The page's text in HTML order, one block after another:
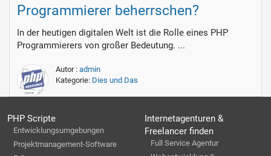
Programmierer beherrschen?
In der heutigen digitalen Welt ist die Rolle eines PHP
Programmierers von großer Bedeutung. ...
Autor : admin
Kategorie: Dies und Das
PHP Scripte
Entwicklungsumgebungen
Projektmanagement-Software
Internetagenturen &
Freelancer finden
Full Service Agentur